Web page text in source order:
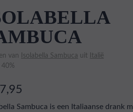
van Isolabella Sambuca uit Italië
Sambuca is een Italiaanse drank